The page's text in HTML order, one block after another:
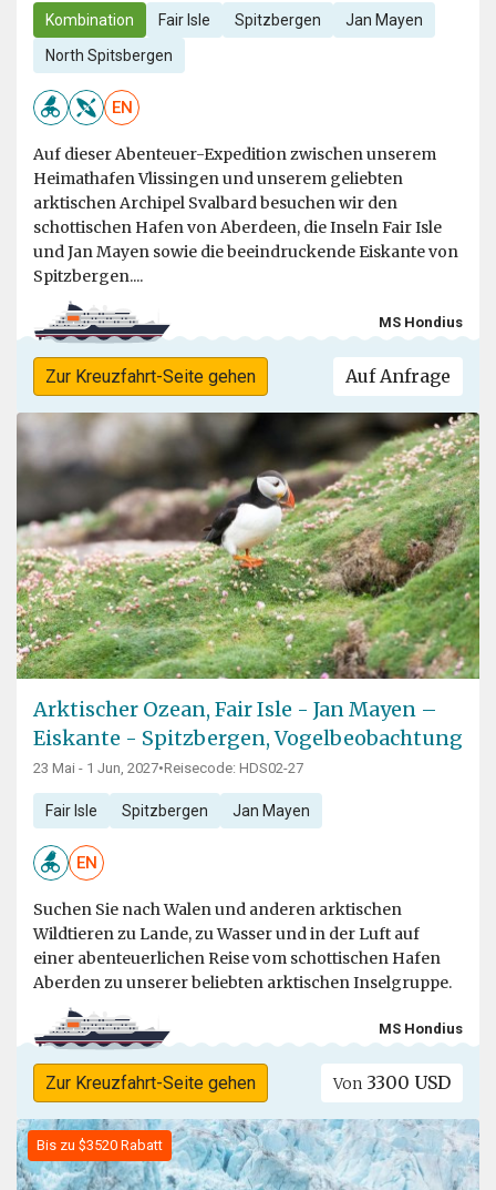
Kombination Fair Isle Spitzbergen Jan Mayen
North Spitsbergen
EN
Auf dieser Abenteuer-Expedition zwischen unserem
Heimathafen Vlissingen und unserem geliebten
arktischen Archipel Svalbard besuchen wir den
schottischen Hafen von Aberdeen, die Inseln Fair Isle
und Jan Mayen sowie die beeindruckende Eiskante von
Spitzbergen....
MS Hondius
Zur Kreuzfahrt-Seite gehen Auf Anfrage
Arktischer Ozean, Fair Isle - Jan Mayen –
Eiskante - Spitzbergen, Vogelbeobachtung
23 Mai - 1 Jun, 2027•Reisecode: HDS02-27
Fair Isle Spitzbergen Jan Mayen
EN
Suchen Sie nach Walen und anderen arktischen
Wildtieren zu Lande, zu Wasser und in der Luft auf
einer abenteuerlichen Reise vom schottischen Hafen
Aberden zu unserer beliebten arktischen Inselgruppe.
MS Hondius
Zur Kreuzfahrt-Seite gehen Von 3300 USD
Bis zu $3520 Rabatt